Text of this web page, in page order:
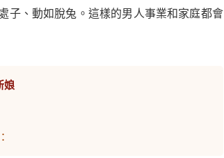
子、動如脫兔。這樣的男人事業和家庭都會
娘